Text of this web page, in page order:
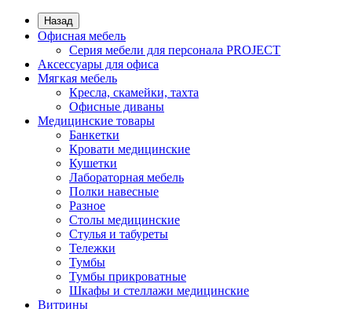
Назад
Офисная мебель
Серия мебели для персонала PROJECT
Аксессуары для офиса
Мягкая мебель
Кресла, скамейки, тахта
Офисные диваны
Медицинские товары
Банкетки
Кровати медицинские
Кушетки
Лабораторная мебель
Полки навесные
Разное
Столы медицинские
Стулья и табуреты
Тележки
Тумбы
Тумбы прикроватные
Шкафы и стеллажи медицинские
Витрины